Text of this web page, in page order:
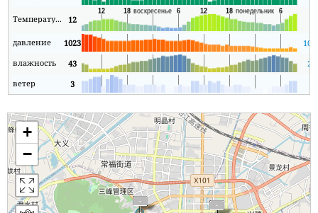
Температура 12
давление 1023
влажность
43
21
ветер
3
+
−